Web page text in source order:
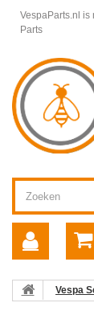
VespaParts.nl is
Parts
Vespa